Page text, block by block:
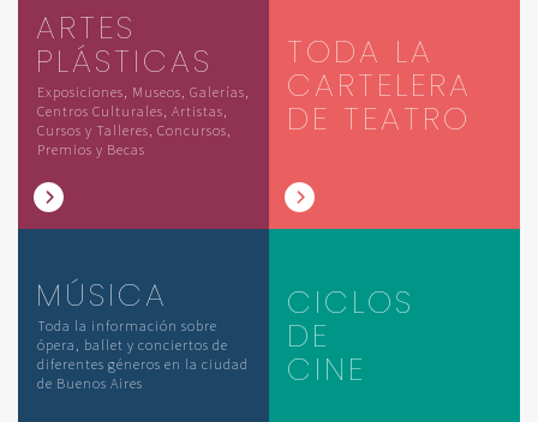
ARTES
PLÁSTICAS
Exposiciones, Museos, Galerías,
Centros Culturales, Artistas,
Cursos y Talleres, Concursos,
Premios y Becas
TODA LA
CARTELERA
DE TEATRO
MÚSICA
Toda la información sobre
ópera, ballet y conciertos de
diferentes géneros en la ciudad
de Buenos Aires
CICLOS
DE
CINE